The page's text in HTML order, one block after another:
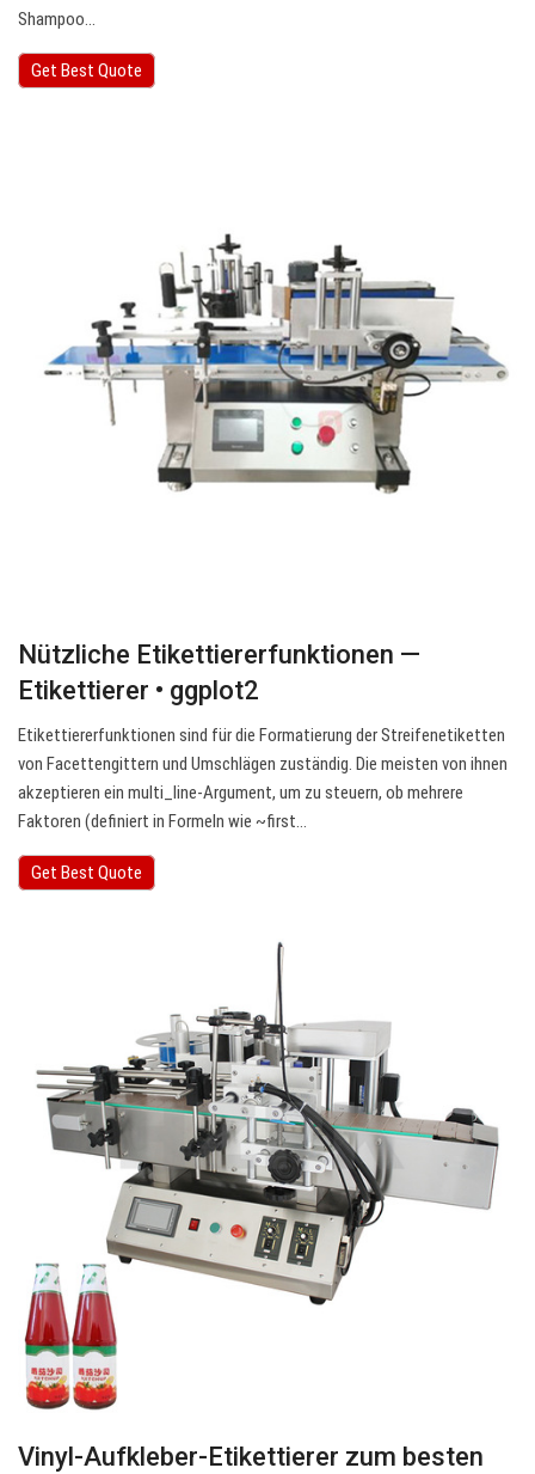
Shampoo…
Get Best Quote
Nützliche Etikettiererfunktionen —
Etikettierer • ggplot2
Etikettiererfunktionen sind für die Formatierung der Streifenetiketten
von Facettengittern und Umschlägen zuständig. Die meisten von ihnen
akzeptieren ein multi_line-Argument, um zu steuern, ob mehrere
Faktoren (definiert in Formeln wie ~first…
Get Best Quote
Vinyl-Aufkleber-Etikettierer zum besten